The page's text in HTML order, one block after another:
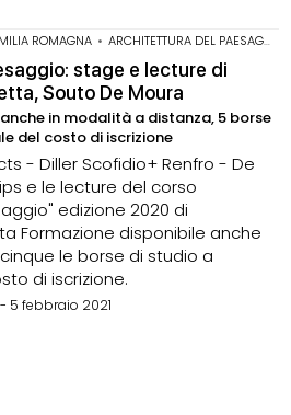
ROMAGNA • ARCHITETTURA DEL PAESAGGIO
stage e lecture di
Souto De Moura
in modalità a distanza, 5 borse
del costo di iscrizione
- Diller Scofidio+ Renfro - De
e le lecture del corso
edizione 2020 di
Formazione disponibile anche
le borse di studio a
di iscrizione.
5 febbraio 2021